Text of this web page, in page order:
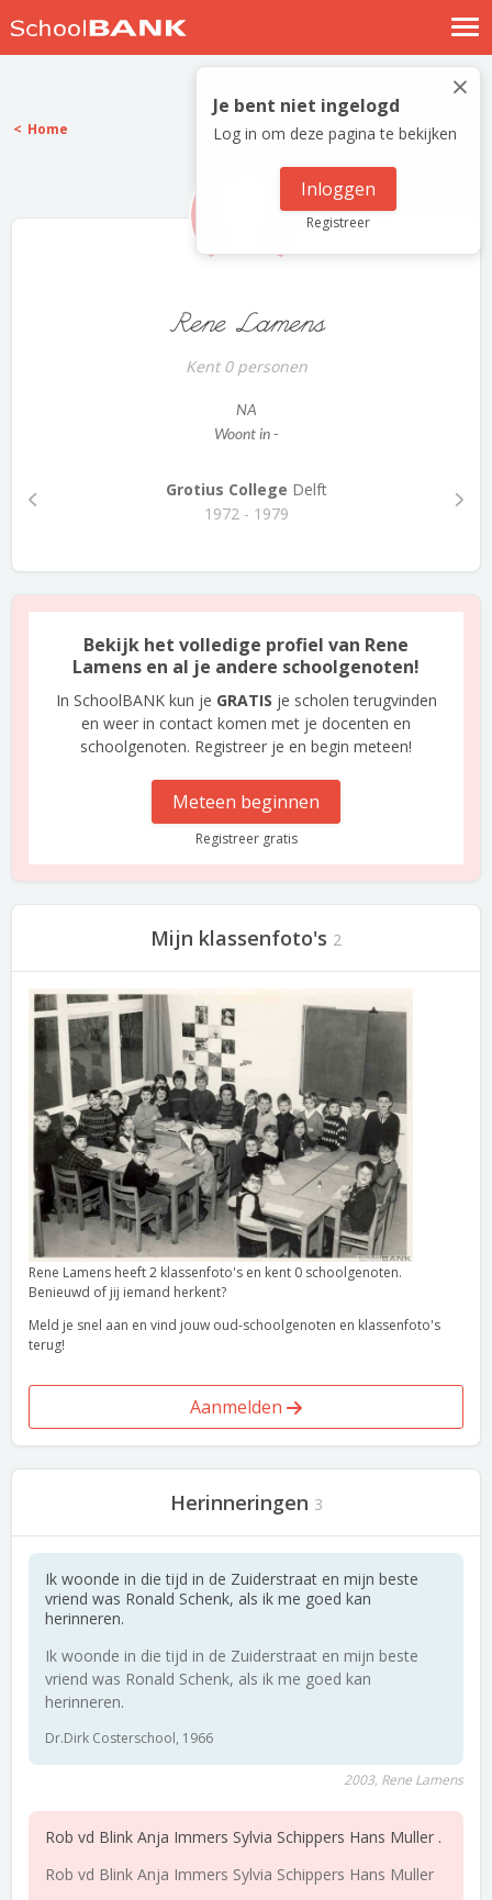
Nostalgische verhalen
Log in
Meld je gratis aan
×
Je bent niet ingelogd
Log in om deze pagina te bekijken
Inloggen
Registreer
Home
Rene Lamens
Kent 0 personen
NA
Woont in -
Grotius College Delft
1972 - 1979
Bekijk het volledige profiel van Rene
Lamens en al je andere schoolgenoten!
In SchoolBANK kun je GRATIS je scholen terugvinden
en weer in contact komen met je docenten en
schoolgenoten. Registreer je en begin meteen!
Meteen beginnen
Registreer gratis
Mijn klassenfoto's 2
Rene Lamens heeft 2 klassenfoto's en kent 0 schoolgenoten.
Benieuwd of jij iemand herkent?
Meld je snel aan en vind jouw oud-schoolgenoten en klassenfoto's
terug!
Aanmelden
Herinneringen 3
Ik woonde in die tijd in de Zuiderstraat en mijn beste
vriend was Ronald Schenk, als ik me goed kan
herinneren.
Ik woonde in die tijd in de Zuiderstraat en mijn beste
vriend was Ronald Schenk, als ik me goed kan
herinneren.
Dr.Dirk Costerschool, 1966
2003, Rene Lamens
Rob vd Blink Anja Immers Sylvia Schippers Hans Muller .
Rob vd Blink Anja Immers Sylvia Schippers Hans Muller